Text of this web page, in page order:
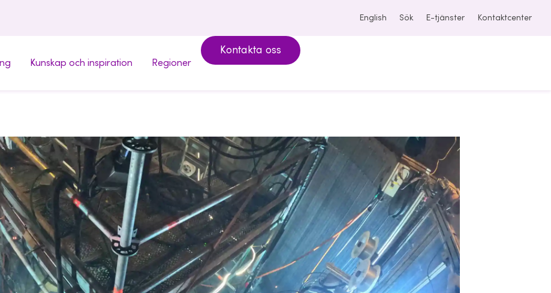
English Sök E-tjänster Kontaktcenter
Kunskap och inspiration Regioner
Kontakta oss